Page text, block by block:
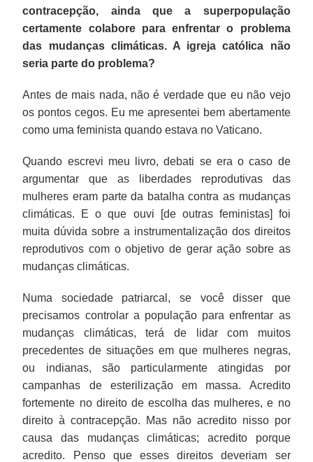
contracepção, ainda que a superpopulação
certamente colabore para enfrentar o problema
das mudanças climáticas. A igreja católica não
seria parte do problema?
Antes de mais nada, não é verdade que eu não vejo
os pontos cegos. Eu me apresentei bem abertamente
como uma feminista quando estava no Vaticano.
Quando escrevi meu livro, debati se era o caso de
argumentar que as liberdades reprodutivas das
mulheres eram parte da batalha contra as mudanças
climáticas. E o que ouvi [de outras feministas] foi
muita dúvida sobre a instrumentalização dos direitos
reprodutivos com o objetivo de gerar ação sobre as
mudanças climáticas.
Numa sociedade patriarcal, se você disser que
precisamos controlar a população para enfrentar as
mudanças climáticas, terá de lidar com muitos
precedentes de situações em que mulheres negras,
ou indianas, são particularmente atingidas por
campanhas de esterilização em massa. Acredito
fortemente no direito de escolha das mulheres, e no
direito à contracepção. Mas não acredito nisso por
causa das mudanças climáticas; acredito porque
acredito. Penso que esses direitos deveriam ser